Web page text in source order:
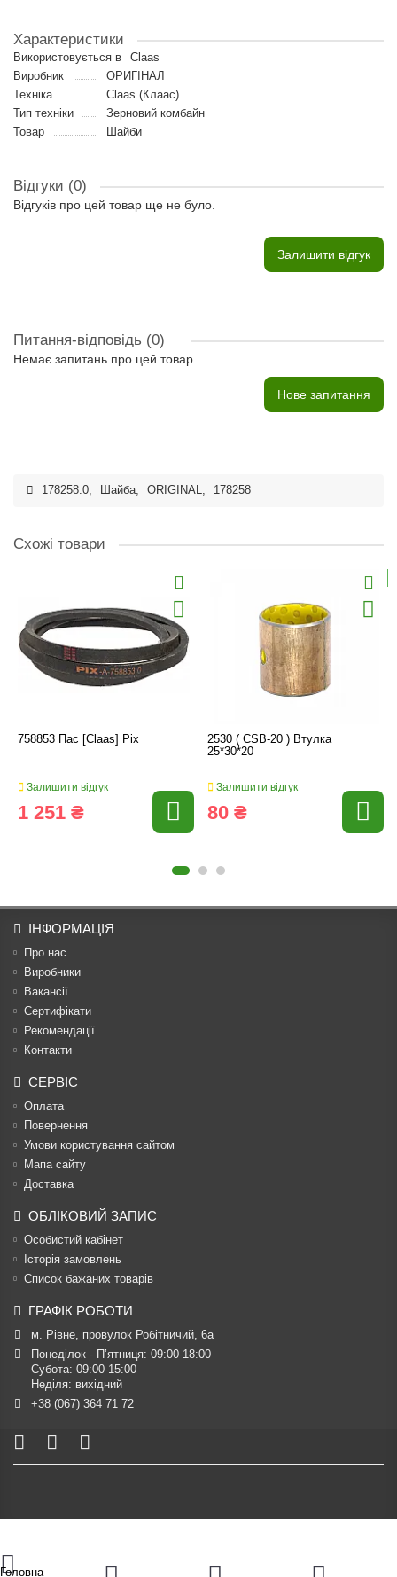
Характеристики
Використовується в
Claas
Виробник
ОРИГІНАЛ
Техніка
Claas (Клаас)
Тип техніки
Зерновий комбайн
Товар
Шайби
Відгуки (0)
Відгуків про цей товар ще не було.
Залишити відгук
Питання-відповідь (0)
Немає запитань про цей товар.
Нове запитання
178258.0, Шайба, ORIGINAL, 178258
Схожі товари
758853 Пас [Claas] Pix
Залишити відгук
1 251 ₴
2530 ( CSB-20 ) Втулка
25*30*20
Залишити відгук
80 ₴
ІНФОРМАЦІЯ
Про нас
Виробники
Вакансії
Сертифікати
Рекомендації
Контакти
СЕРВІС
Оплата
Повернення
Умови користування сайтом
Мапа сайту
Доставка
ОБЛІКОВИЙ ЗАПИС
Особистий кабінет
Історія замовлень
Список бажаних товарів
ГРАФІК РОБОТИ
м. Рівне, провулок Робітничий, 6а
Понеділок - П’ятниця: 09:00-18:00
Субота: 09:00-15:00
Неділя: вихідний
+38 (067) 364 71 72
Головна